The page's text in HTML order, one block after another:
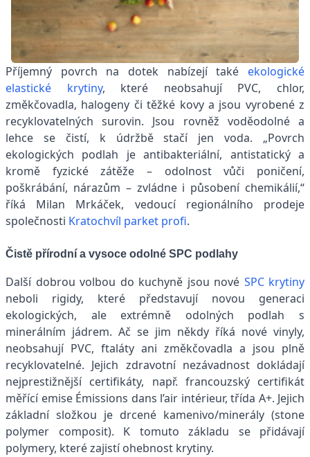
Příjemný povrch na dotek nabízejí také ekologické
elastické krytiny, které neobsahují PVC, chlor,
změkčovadla, halogeny či těžké kovy a jsou vyrobené z
recyklovatelných surovin. Jsou rovněž voděodolné a
lehce se čistí, k údržbě stačí jen voda. „Povrch
ekologických podlah je antibakteriální, antistatický a
kromě fyzické zátěže – odolnost vůči poničení,
poškrábání, nárazům – zvládne i působení chemikálií,“
říká Milan Mrkáček, vedoucí regionálního prodeje
společnosti Kratochvíl parket profi.
Čistě přírodní a vysoce odolné SPC podlahy
Další dobrou volbou do kuchyně jsou nové SPC krytiny
neboli rigidy, které představují novou generaci
ekologických, ale extrémně odolných podlah s
minerálním jádrem. Ač se jim někdy říká nové vinyly,
neobsahují PVC, ftaláty ani změkčovadla a jsou plně
recyklovatelné. Jejich zdravotní nezávadnost dokládají
nejprestižnější certifikáty, např. francouzský certifikát
měřící emise Émissions dans l’air intérieur, třída A+. Jejich
základní složkou je drcené kamenivo/minerály (stone
polymer composit). K tomuto základu se přidávají
polymery, které zajistí ohebnost krytiny.